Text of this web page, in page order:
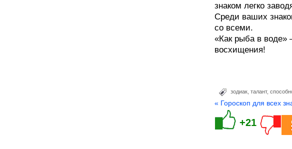
знаком легко
Среди ваших
со всеми.
«Как рыба в воде»
восхищения!
зодиак талант,
« Гороскоп для всех
+21